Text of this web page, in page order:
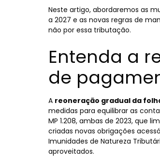
Neste artigo, abordaremos as
a 2027 e as novas regras de
não por essa tributação.
Entenda a
de
A reoneração gradual da
medidas para equilibrar as
MP 1.208, ambas de 2023, que
criadas novas obrigações
Imunidades de Natureza
aproveitados.